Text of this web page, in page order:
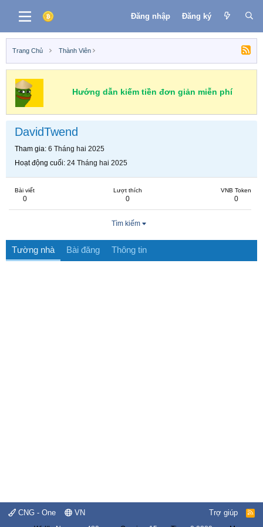
Đăng nhập Đăng ký
Trang Chủ Thành Viên
Hướng dẫn kiếm tiền đơn giản miễn phí
DavidTwend
Tham gia 6 Tháng hai 2025
Hoạt động cuối 24 Tháng hai 2025
Bài viết
0
Lượt thích
0
VNB Token
0
Tìm kiếm
Tường nhà Bài đăng Thông tin
CNG - One VN Trợ giúp
R